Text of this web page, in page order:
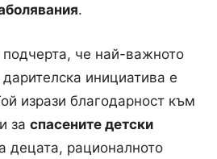
.
че най-важното
инициатива е
изрази благодарност към
за спасените детски
децата, рационалното